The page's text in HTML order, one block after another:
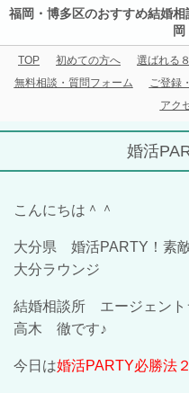
福岡・博多区のおすすめ結婚
岡
TOP 初めての方へ 選ばれる
無料相談・質問フォーム
ご登録
アク
婚活
こんにちは＾＾
大分県 婚活PARTY ！素
大分ラウンジ
結婚相談所 エージェン
高木 徹です♪
今日は婚活PARTY必勝法２